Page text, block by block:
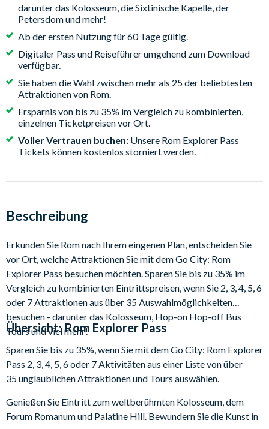
Explorer Pass Reiseführers (Anweisungen zum
Herunterladen erhalten Sie mit Ihren Unterlagen). Es
liegt in Ihrer Verantwortung, sich vor dem Besuch einer
Attraktion über die jeweiligen Einlassbestimmungen,
Öffnungszeiten und besondere Hinweise zu
informieren.
BUCHEN SIE MIT GUTEM GEWISSEN und seien sie
versichert, dass unsere Go City: Rome Explorer Pass
Tickets durch unseren kostenlosen COVID-
Stornoschutz geschützt sind. Ändern Sie Ihre Buchung
kostenlos oder stornieren Sie Ihre Tickets mit voller
Einschränkungen durchkreuzt werden. Kein Ärger, kein
darunter das Kolosseum, die Sixtinische Kapelle, der
Petersdom und mehr!
Ab der ersten Nutzung für 60 Tage gültig.
Digitaler Pass und Reiseführer umgehend zum Download
verfügbar.
Sie haben die Wahl zwischen mehr als 25 der beliebtesten
Attraktionen von Rom.
Ersparnis von bis zu 35% im Vergleich zu kombinierten,
einzelnen Ticketpreisen vor Ort.
Voller Vertrauen buchen: Unsere Rom Explorer Pass
Tickets können kostenlos storniert werden.
Beschreibung
Erkunden Sie Rom nach Ihrem eingenen Plan, entscheiden Sie
vor Ort, welche Attraktionen Sie mit dem Go City: Rom
Explorer Pass besuchen möchten. Sparen Sie bis zu 35% im
Vergleich zu kombinierten Eintrittspreisen, wenn Sie 2, 3, 4, 5, 6
oder 7 Attraktionen aus über 35 Auswahlmöglichkeiten
besuchen - darunter das Kolosseum, Hop-on Hop-off Bus
Tours und viel mehr!
Übersicht:Rom Explorer Pass
Sparen Sie bis zu 35%, wenn Sie mit dem Go City: Rom Explorer
Pass 2, 3, 4, 5, 6 oder 7 Aktivitäten aus einer Liste von über
35 unglaublichen Attraktionen und Tours auswählen.
Genießen Sie Eintritt zum weltberühmten Kolosseum, dem
Forum Romanum und Palatine Hill. Bewundern Sie die Kunst in